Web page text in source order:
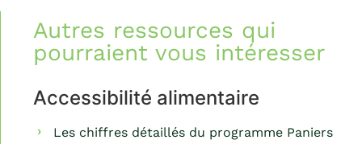
Autres ressources qui
pourraient vous intéresser
Accessibilité alimentaire
Les chiffres détaillés du programme Paniers